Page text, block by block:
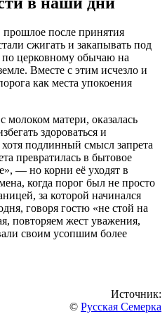
прошлое после принятия
сжигать и закапывать под
по церковному обычаю на
Вместе с этим исчезло и
как места упокоения
молоком матери, оказалась
здороваться и
хотя подлинный смысл запрета
превратилась в бытовое
— но корни её уходят в
когда порог был не просто
за которой начинался
говоря гостю «не стой на
повторяем жест уважения,
своим усопшим более
Источник:
© Русская Семерка